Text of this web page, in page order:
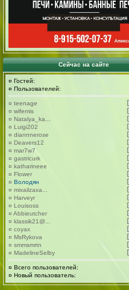
Сейчас на сайте
¤ Гостей:
¤ Пользователей:
¤ teenage
¤ wifemis
¤ Natalya_ka...
¤ Luigi202
¤ diannnerose
¤ Deavers12
¤ mar7w7
¤ gastricurk
¤ katharineee
¤ Flower
¤ Володян
¤ mixailzaxa...
¤ Harveyr
¤ Louisoss
¤ Abbieutcher
¤ klassik21@...
¤ coyax
¤ MsRykova
¤ smmsmrtn
¤ MadelineSelby
¤ Всего пользователей:
¤ Новый пользователь: